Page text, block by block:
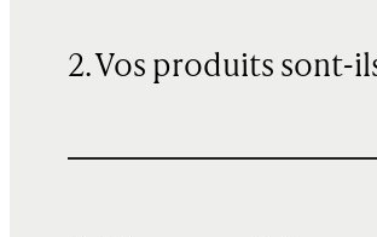
2. Vos produits sont-